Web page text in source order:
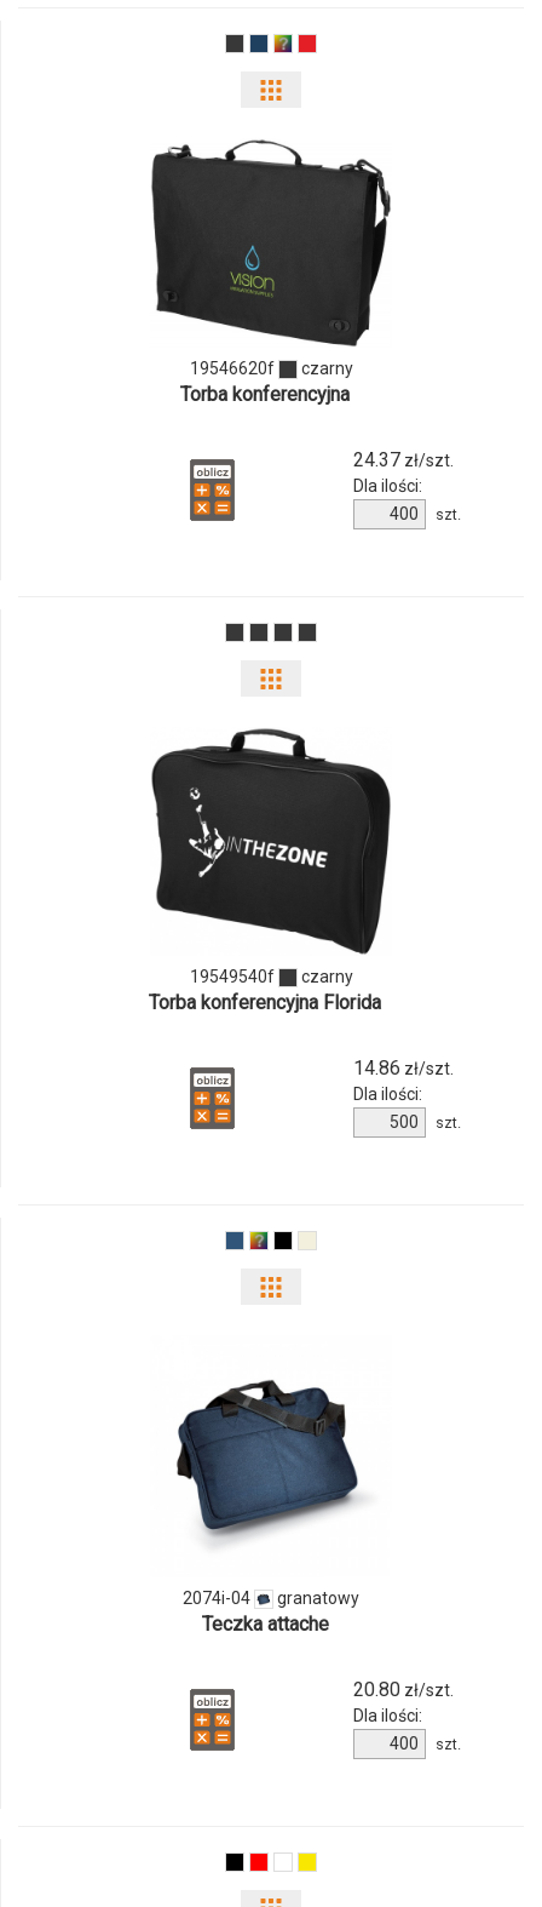
odmiany
19546620f
19546620f czarny
Torba konferencyjna
24.37zł/szt.
Dla ilości:
produktu
szt.
odmiany
produktu
19549540f czarny
Torba konferencyjna Florida
14.86 zł/szt.
Dla ilości:
produktu
szt.
i
ilości
produktu
2074i-
2074i-04 granatowy
Teczka attache
20.80zł/szt.
Dla ilości:
produktu
szt.